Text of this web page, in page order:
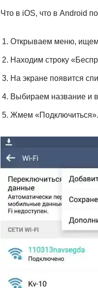
Что в iOS, что в Android
Открываем меню, ищем
Находим строку
На экране появится
Выбираем название и
Жмем «Подключиться».